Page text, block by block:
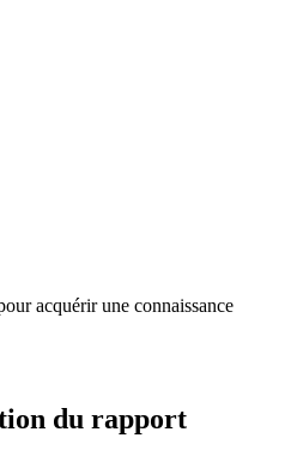
acquérir une connaissance
du rapport